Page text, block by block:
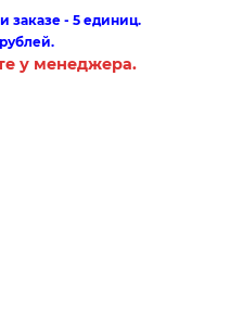
заказе - 5 единиц.
у менеджера.